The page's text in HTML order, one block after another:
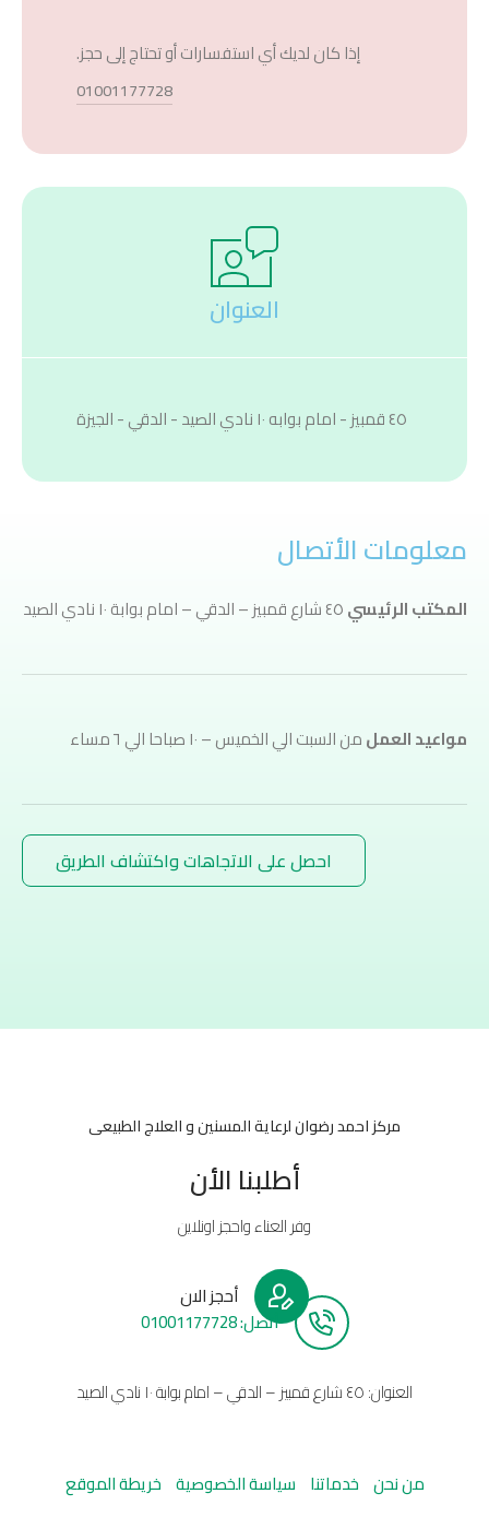
إذا كان لديك أي استفسارات أو تحتاج إلى حجز.
01001177728
العنوان
٤٥ قمبيز - امام بوابه ١٠ نادي الصيد - الدقي - الجيزة
معلومات الأتصال
المكتب الرئيسي
مواعيد العمل
احصل على الاتجاهات واكتشاف الطريق
مركز احمد رضوان لرعاية المسنين و العلاج الطبيعى
أطلبنا الأن
وفر العناء واحجز اونلاين
أحجز الان
أتصل: 01001177728
العنوان: ٤٥ شارع قمبيز – الدقي – امام بوابة ١٠ نادي الصيد
من نحن خدماتنا سياسة الخصوصية خريطة الموقع